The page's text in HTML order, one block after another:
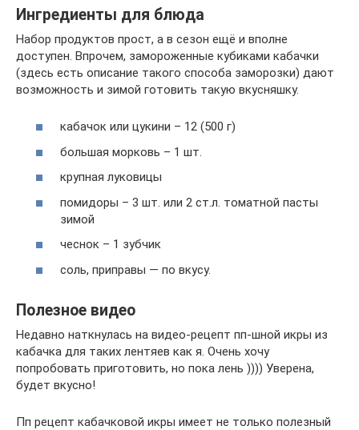
Ингредиенты для блюда
Набор продуктов прост, а в сезон ещё и вполне
доступен. Впрочем, замороженные кубиками кабачки
(здесь есть описание такого способа заморозки) дают
возможность и зимой готовить такую вкусняшку.
кабачок или цукини – 12 (500 г)
большая морковь – 1 шт.
крупная луковицы
помидоры – 3 шт. или 2 ст.л. томатной пасты
зимой
чеснок – 1 зубчик
соль, приправы — по вкусу.
Полезное видео
Недавно наткнулась на видео-рецепт пп-шной икры из
кабачка для таких лентяев как я. Очень хочу
попробовать приготовить, но пока лень )))) Уверена,
будет вкусно!
Пп рецепт кабачковой икры имеет не только полезный